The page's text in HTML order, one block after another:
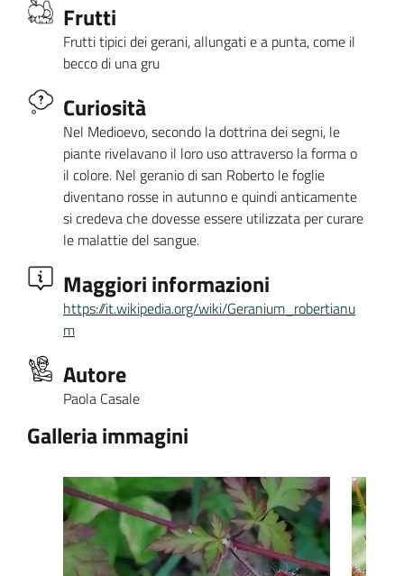
Frutti
Frutti tipici dei gerani, allungati e a punta, come il
becco di una gru
Curiosità
Nel Medioevo, secondo la dottrina dei segni, le
piante rivelavano il loro uso attraverso la forma o
il colore. Nel geranio di san Roberto le foglie
diventano rosse in autunno e quindi anticamente
si credeva che dovesse essere utilizzata per curare
le malattie del sangue.
Maggiori informazioni
https://it.wikipedia.org/wiki/Geranium_robertianu
m
Autore
Paola Casale
Galleria immagini